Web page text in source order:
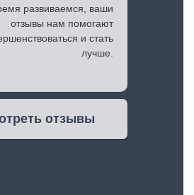
развиваемся, ваши
отзывы нам помогают
и стать
лучше.
отзывы